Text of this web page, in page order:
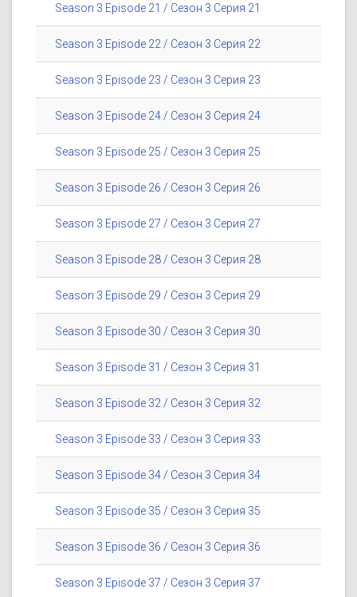
Season 3 Episode 21 / Сезон 3 Серия 21
Season 3 Episode 22 / Сезон 3 Серия 22
Season 3 Episode 23 / Сезон 3 Серия 23
Season 3 Episode 24 / Сезон 3 Серия 24
Season 3 Episode 25 / Сезон 3 Серия 25
Season 3 Episode 26 / Сезон 3 Серия 26
Season 3 Episode 27 / Сезон 3 Серия 27
Season 3 Episode 28 / Сезон 3 Серия 28
Season 3 Episode 29 / Сезон 3 Серия 29
Season 3 Episode 30 / Сезон 3 Серия 30
Season 3 Episode 31 / Сезон 3 Серия 31
Season 3 Episode 32 / Сезон 3 Серия 32
Season 3 Episode 33 / Сезон 3 Серия 33
Season 3 Episode 34 / Сезон 3 Серия 34
Season 3 Episode 35 / Сезон 3 Серия 35
Season 3 Episode 36 / Сезон 3 Серия 36
Season 3 Episode 37 / Сезон 3 Серия 37